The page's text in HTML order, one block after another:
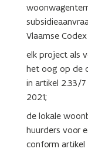
Vlaamse
elk project als
het oog op de
in artikel 2.33/
2021;
de lokale
huurders voor
conform artikel